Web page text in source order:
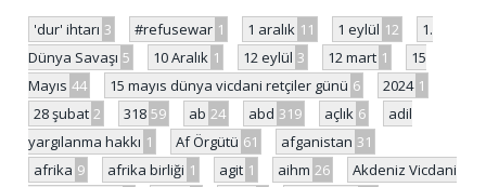
'dur' ihtarı 3 #refusewar 1 1 aralık 11 1 eylül 12
1.
Dünya Savaşı 5 10 Aralık 1 12 eylül 3 12 mart 1
15
Mayıs 44 15 mayıs dünya vicdani retçiler günü 6 2024 1
28 şubat 2 318 59 ab 24 abd 319 açlık 6
adil
yargılanma hakkı 1 Af Örgütü 61 afganistan 31
afrika 9 afrika birliği 1 agit 1 aihm 26
Akdeniz Vicdani